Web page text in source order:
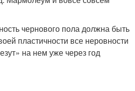
чернового пола должна быть
пластичности все неровности
на нем уже через год